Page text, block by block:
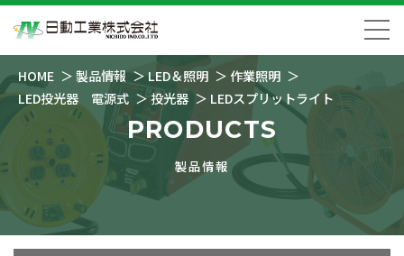
HOME 製品情報 LED＆照明
作業照明
LED投光器 電源式
投光器 LEDスプリットライト
PRODUCTS
製品情報